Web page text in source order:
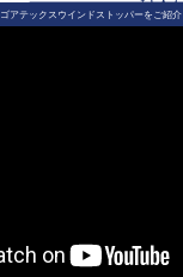
ゴアテックスウインドストッパーをご紹介